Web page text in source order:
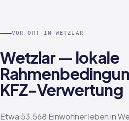
VOR ORT IN WETZLAR
Wetzlar — lokale
KFZ-Verwertung
Etwa 53.568 Einwohner leben in